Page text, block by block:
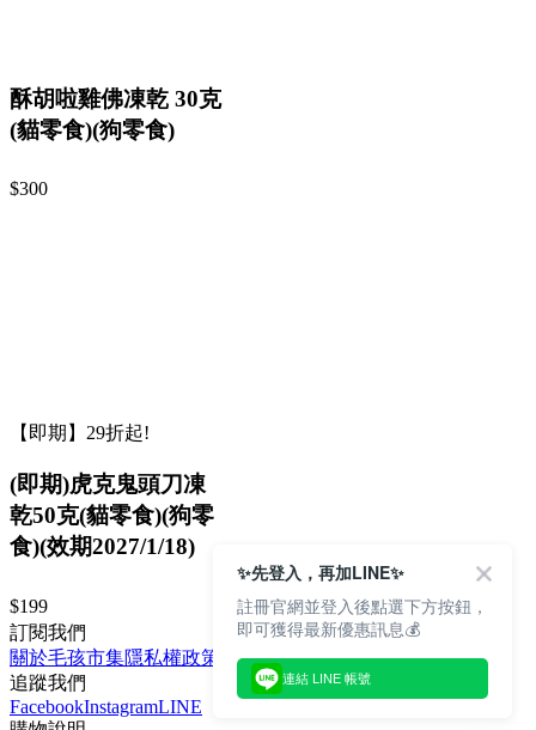
酥胡啦雞佛凍乾 30克
(貓零食)(狗零食)
$300
【即期】29折起!
(即期)虎克鬼頭刀凍
乾50克(貓零食)(狗零
食)(效期2027/1/18)
$199
訂閱我們
關於毛孩市集隱私權政策
文章
追蹤我們
FacebookInstagramLINE
✨先登入，再加LINE✨
註冊官網並登入後點選下方按鈕，
即可獲得最新優惠訊息💰
連結 LINE 帳號